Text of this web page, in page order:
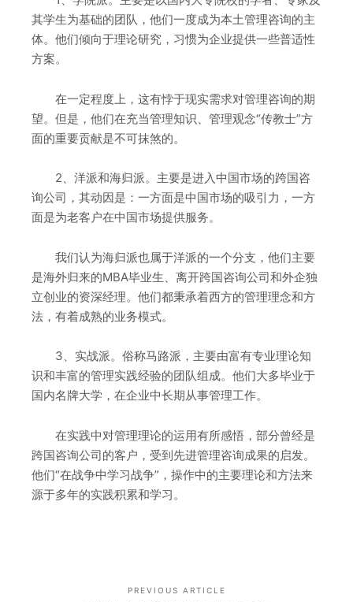
其学生为基础的团队，他们一度成为本土管理咨询的主
体。他们倾向于理论研究，习惯为企业提供一些普适性
方案。
在一定程度上，这有悖于现实需求对管理咨询的期
望。但是，他们在充当管理知识、管理观念“传教士”方
面的重要贡献是不可抹煞的。
2、洋派和海归派。主要是进入中国市场的跨国咨
询公司，其动因是：一方面是中国市场的吸引力，一方
面是为老客户在中国市场提供服务。
我们认为海归派也属于洋派的一个分支，他们主要
是海外归来的MBA毕业生、离开跨国咨询公司和外企独
立创业的资深经理。他们都秉承着西方的管理理念和方
法，有着成熟的业务模式。
3、实战派。俗称马路派，主要由富有专业理论知
识和丰富的管理实践经验的团队组成。他们大多毕业于
国内名牌大学，在企业中长期从事管理工作。
在实践中对管理理论的运用有所感悟，部分曾经是
跨国咨询公司的客户，受到先进管理咨询成果的启发。
他们“在战争中学习战争”，操作中的主要理论和方法来
源于多年的实践积累和学习。
PREVIOUS ARTICLE